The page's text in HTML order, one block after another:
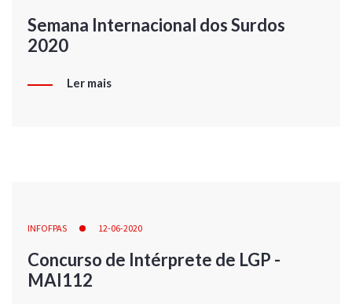
Semana Internacional dos Surdos
2020
Ler mais
INFOFPAS 12-06-2020
Concurso de Intérprete de LGP -
MAI112